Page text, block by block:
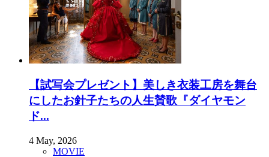
【試写会プレゼント】美しき衣装工房を舞台
にしたお針子たちの人生賛歌『ダイヤモン
ド...
4 May, 2026
MOVIE